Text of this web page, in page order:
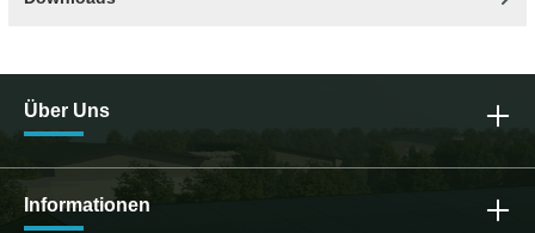
Über Uns
Informationen